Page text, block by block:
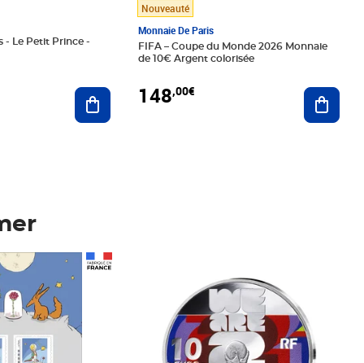
- Le Petit Prince -
Ajouter au panier
Nouveauté
Monnaie De Paris
FIFA – Coupe du Monde 2026 Monnaie
de 10€ Argent colorisée
148,00€